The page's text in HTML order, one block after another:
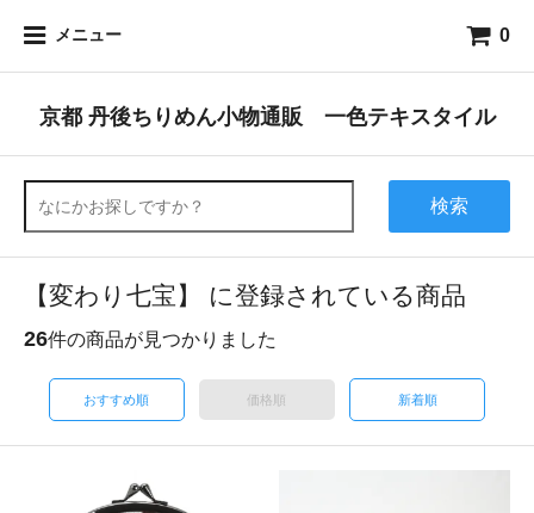
メニュー 0
京都 丹後ちりめん小物通販 一色テキスタイル
検索
【変わり七宝】 に登録されている商品
26件の商品が見つかりました
おすすめ順 価格順 新着順